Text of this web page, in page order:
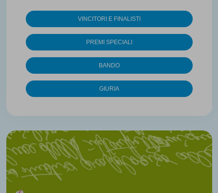
VINCITORI E FINALISTI
PREMI SPECIALI
BANDO
GIURIA